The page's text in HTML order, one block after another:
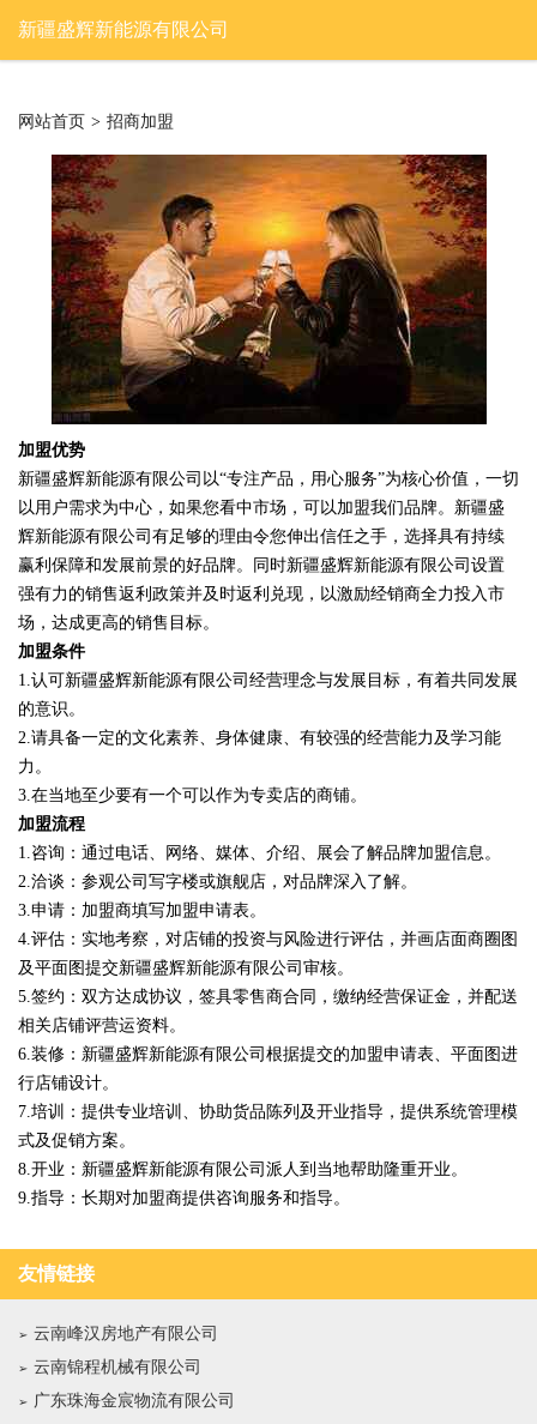
新疆盛辉新能源有限公司
网站首页 > 招商加盟
加盟优势
新疆盛辉新能源有限公司以“专注产品，用心服务”为核心价值，一切
以用户需求为中心，如果您看中市场，可以加盟我们品牌。新疆盛
辉新能源有限公司有足够的理由令您伸出信任之手，选择具有持续
赢利保障和发展前景的好品牌。同时新疆盛辉新能源有限公司设置
强有力的销售返利政策并及时返利兑现，以激励经销商全力投入市
场，达成更高的销售目标。
加盟条件
1.认可新疆盛辉新能源有限公司经营理念与发展目标，有着共同发展
的意识。
2.请具备一定的文化素养、身体健康、有较强的经营能力及学习能
力。
3.在当地至少要有一个可以作为专卖店的商铺。
加盟流程
1.咨询：通过电话、网络、媒体、介绍、展会了解品牌加盟信息。
2.洽谈：参观公司写字楼或旗舰店，对品牌深入了解。
3.申请：加盟商填写加盟申请表。
4.评估：实地考察，对店铺的投资与风险进行评估，并画店面商圈图
及平面图提交新疆盛辉新能源有限公司审核。
5.签约：双方达成协议，签具零售商合同，缴纳经营保证金，并配送
相关店铺评营运资料。
6.装修：新疆盛辉新能源有限公司根据提交的加盟申请表、平面图进
行店铺设计。
7.培训：提供专业培训、协助货品陈列及开业指导，提供系统管理模
式及促销方案。
8.开业：新疆盛辉新能源有限公司派人到当地帮助隆重开业。
9.指导：长期对加盟商提供咨询服务和指导。
友情链接
云南峰汉房地产有限公司
云南锦程机械有限公司
广东珠海金宸物流有限公司